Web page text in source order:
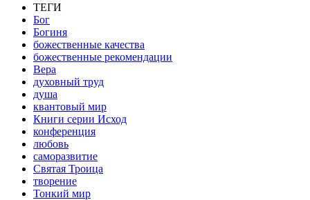
ТЕГИ
Бог
Богиня
божественные качества
божественные рекомендации
Вера
духовный труд
душа
квантовый мир
Книги серии Исход
конференция
любовь
саморазвитие
Святая Троица
творение
Тонкий мир